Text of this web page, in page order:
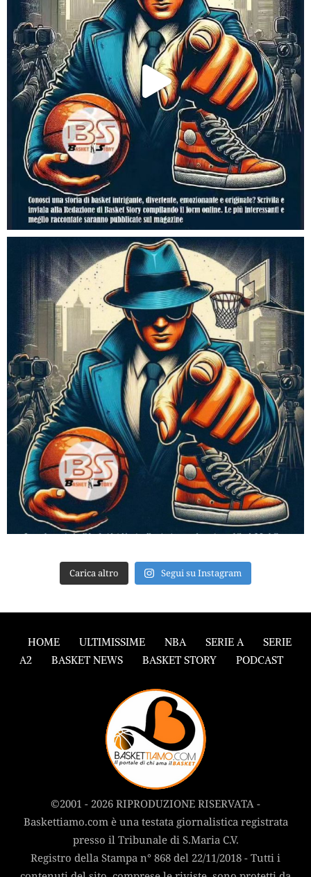
Carica altro Segui su Instagram
HOME ULTIMISSIME NBA SERIE A
SERIE
A2
BASKET NEWS BASKET STORY PODCAST
©2001 - 2026 RIPRODUZIONE RISERVATA -
Baskettiamo.com è una testata giornalistica registrata
presso il Tribunale di S.Maria C.V.
Registro della Stampa n° 868 del 22/11/2018 - Tutti i